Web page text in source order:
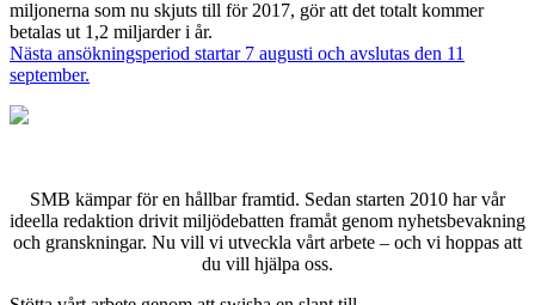
miljonerna som nu skjuts till för 2017, gör att det totalt kommer
betalas ut 1,2 miljarder i år.
Nästa ansökningsperiod startar 7 augusti och avslutas den 11
september.
SMB kämpar för en hållbar framtid. Sedan starten 2010 har vår
ideella redaktion drivit miljödebatten framåt genom nyhetsbevakning
och granskningar. Nu vill vi utveckla vårt arbete – och vi hoppas att
du vill hjälpa oss.